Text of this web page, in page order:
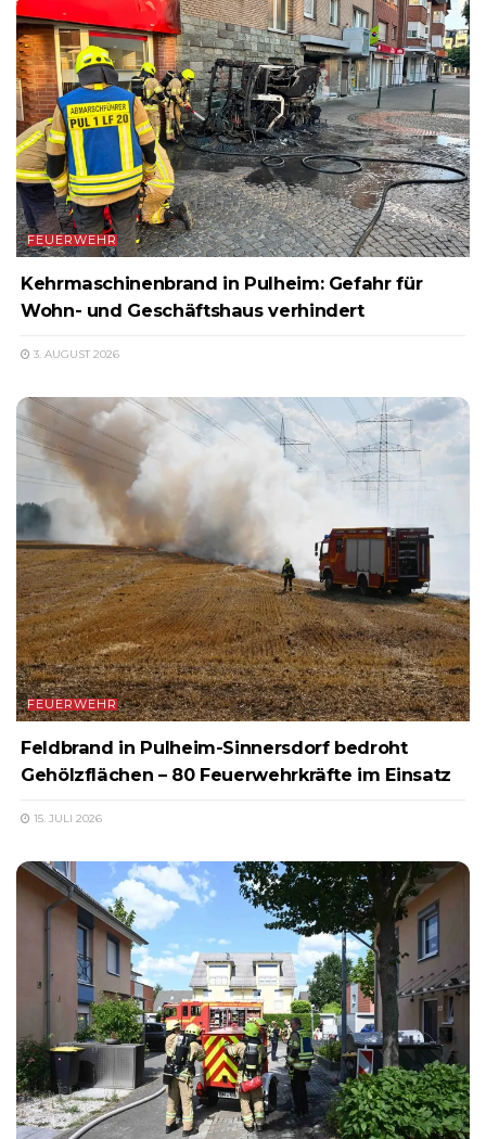
FEUERWEHR
Kehrmaschinenbrand in Pulheim: Gefahr für
Wohn- und Geschäftshaus verhindert
3. AUGUST 2026
FEUERWEHR
Feldbrand in Pulheim-Sinnersdorf bedroht
Gehölzflächen – 80 Feuerwehrkräfte im Einsatz
15. JULI 2026